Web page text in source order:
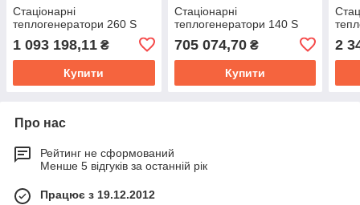
Стаціонарні
теплогенератори 260 S
1 093 198,11 ₴
Купити
Стаціонарні
теплогенератори 140 S
705 074,70₴
Купити
2
Про нас
Рейтинг не сформований
Менше 5 відгуків за останній рік
Працює з 19.12.2012